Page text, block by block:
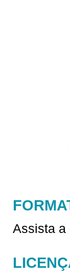
Assista a